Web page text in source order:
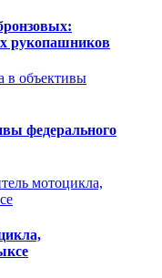
рукопашников
федерального